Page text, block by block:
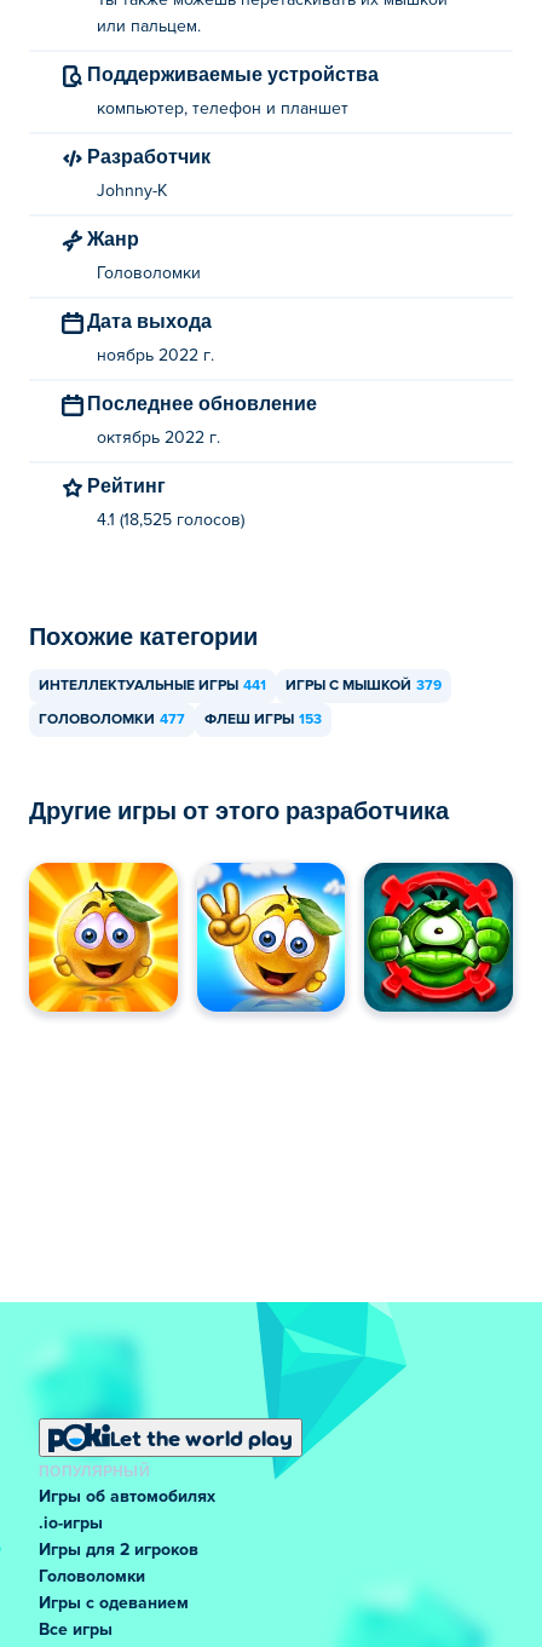
или пальцем.
Поддерживаемые устройства
компьютер, телефон и планшет
Разработчик
Johnny-K
Жанр
Головоломки
Дата выхода
ноябрь 2022 г.
Последнее обновление
октябрь 2022 г.
Рейтинг
4.1 (18,525 голосов)
Похожие категории
ИНТЕЛЛЕКТУАЛЬНЫЕ ИГРЫ 441 ИГРЫ С МЫШКОЙ 379
ГОЛОВОЛОМКИ 477 ФЛЕШ ИГРЫ 153
Другие игры от этого разработчика
Let the world play
ПОПУЛЯРНЫЙ
Игры об автомобилях
.io-игры
Игры для 2 игроков
Головоломки
Игры с одеванием
Все игры